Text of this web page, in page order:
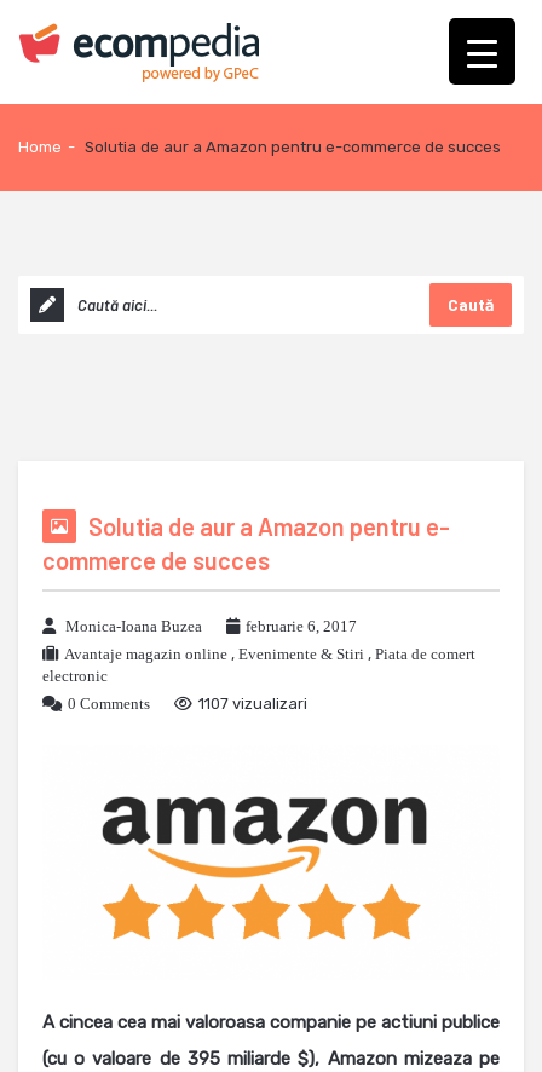
Home - Solutia de aur a Amazon pentru e-commerce de succes
Caută
Solutia de aur a Amazon pentru e-
commerce de succes
Monica-Ioana Buzea
februarie 6, 2017
Avantaje magazin online , Evenimente & Stiri , Piata de comert
electronic
0 Comments
1107 vizualizari
A cincea cea mai valoroasa companie pe actiuni publice
(cu o valoare de 395 miliarde $), Amazon mizeaza pe